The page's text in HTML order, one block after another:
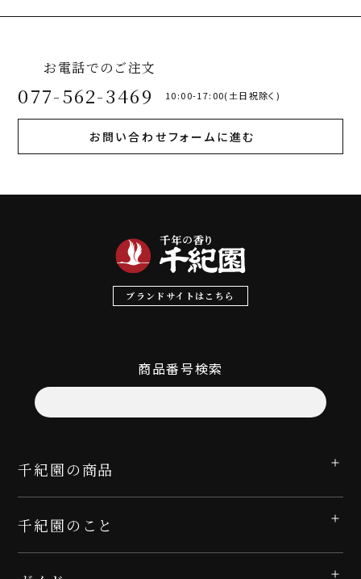
お電話でのご注文
077-562-3469 10:00-17:00(土日祝除く)
お問い合わせフォームに進む
ブランドサイトはこちら
商品番号検索
千紀園の商品
千紀園のこと